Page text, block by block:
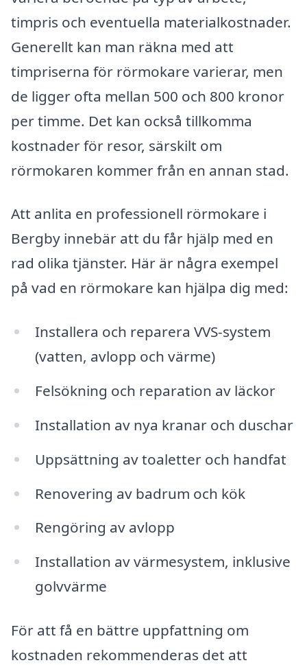
timpris och eventuella materialkostnader.
Generellt kan man räkna med att
timpriserna för rörmokare varierar, men
de ligger ofta mellan 500 och 800 kronor
per timme. Det kan också tillkomma
kostnader för resor, särskilt om
rörmokaren kommer från en annan stad.
Att anlita en professionell rörmokare i
Bergby innebär att du får hjälp med en
rad olika tjänster. Här är några exempel
på vad en rörmokare kan hjälpa dig med:
Installera och reparera VVS-system
(vatten, avlopp och värme)
Felsökning och reparation av läckor
Installation av nya kranar och duschar
Uppsättning av toaletter och handfat
Renovering av badrum och kök
Rengöring av avlopp
Installation av värmesystem, inklusive
golvvärme
För att få en bättre uppfattning om
kostnaden rekommenderas det att